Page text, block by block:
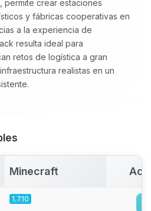
permite crear estaciones
y fábricas cooperativas en
a la experiencia de
resulta ideal para
retos de logística a gran
realistas en un
Minecraft
1.7.10